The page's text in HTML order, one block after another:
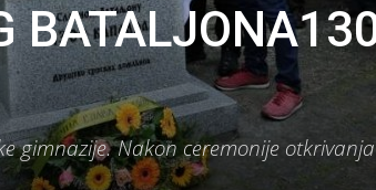
gimnazije. Nakon ceremonije otkrivanja